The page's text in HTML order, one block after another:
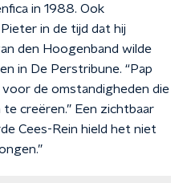
in 1988. Ook
in de tijd dat hij
den Hoogenband wilde
in De Perstribune. “Pap
voor de omstandigheden die
creëren.” Een zichtbaar
Cees-Rein hield het niet